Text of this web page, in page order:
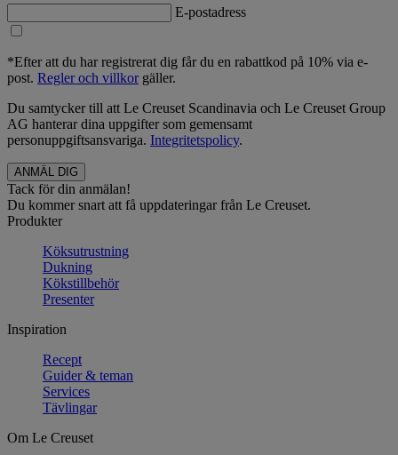
E-postadress
*Efter att du har registrerat dig får du en rabattkod på 10% via e-
post. Regler och villkorgäller.
Du samtycker till att Le Creuset Scandinavia och Le Creuset Group
AG hanterar dina uppgifter som gemensamt
personuppgiftsansvariga. Integritetspolicy.
Tack för din anmälan!
Du kommer snart att få uppdateringar från Le Creuset.
Produkter
Köksutrustning
Dukning
Kökstillbehör
Presenter
Inspiration
Recept
Guider & teman
Services
Tävlingar
Om Le Creuset